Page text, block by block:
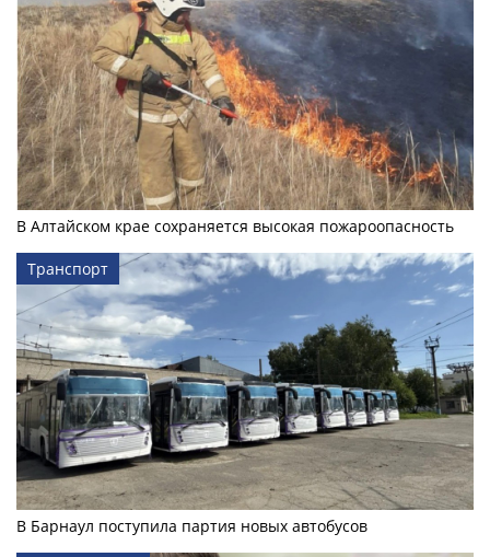
В Алтайском крае сохраняется высокая пожароопасность
Транспорт
В Барнаул поступила партия новых автобусов